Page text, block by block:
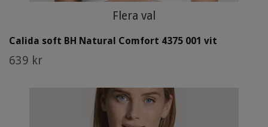
Flera val
Calida soft BH Natural Comfort 4375 001 vit
639 kr